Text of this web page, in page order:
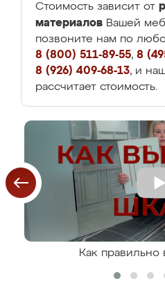
Стоимость зависит от
материалов Вашей
позвоните нам по
8 (800) 511-89-55, 8
8 (926) 409-68-13, и
рассчитает стоимость.
Как правильно